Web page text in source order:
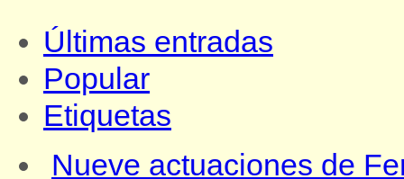
Últimas entradas
Popular
Etiquetas
Nueve actuaciones de